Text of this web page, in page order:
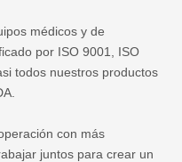
médicos y de
por ISO 9001, ISO
todos nuestros productos
con más
juntos para crear un